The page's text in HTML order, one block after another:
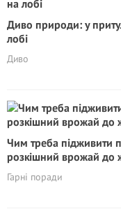
Диво природи: у
лобі
Диво
Чим треба підживити
розкішний врожай до
Гарні поради